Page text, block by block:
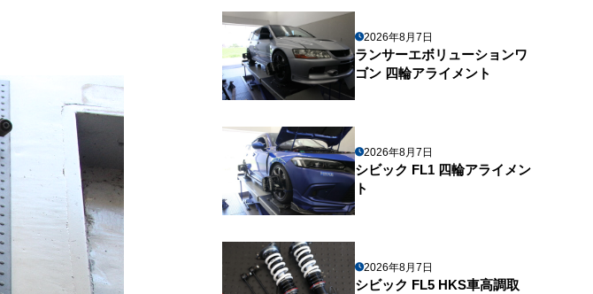
2026年8月7日
ランサーエボリューションワ
ゴン 四輪アライメント
2026年8月7日
シビック FL1 四輪アライメン
ト
2026年8月7日
シビック FL5 HKS車高調取